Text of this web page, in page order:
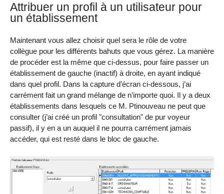
Attribuer un profil à un utilisateur pour
un établissement
Maintenant vous allez choisir quel sera le rôle de votre
collègue pour les différents bahuts que vous gérez. La manière
de procéder est la même que ci-dessus, pour faire passer un
établissement de gauche (inactif) à droite, en ayant indiqué
dans quel profil. Dans la capture d’écran ci-dessous, j’ai
carrément fait un grand mélange de n’importe quoi. Il y a deux
établissements dans lesquels ce M. Ptinouveau ne peut que
consulter (j’ai créé un profil "consultation" de pur voyeur
passif), il y en a un auquel il ne pourra carrément jamais
accéder, qui est resté dans le bloc de gauche.